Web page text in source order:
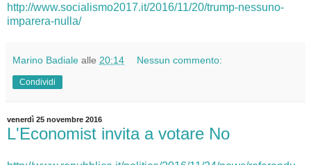
http://www.socialismo2017.it/2016/11/20/trump-nessuno-
imparera-nulla/
Marino Badiale alle 20:14 Nessun commento:
Condividi
venerdì 25 novembre 2016
L'Economist invita a votare No